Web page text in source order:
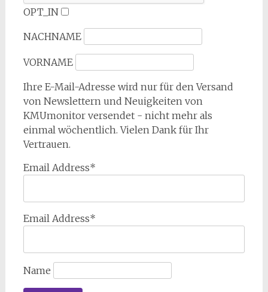
OPT_IN
NACHNAME
VORNAME
Ihre E-Mail-Adresse wird nur für den Versand
von Newslettern und Neuigkeiten von
KMUmonitor versendet - nicht mehr als
einmal wöchentlich. Vielen Dank für Ihr
Vertrauen.
Email Address*
Email Address*
Name